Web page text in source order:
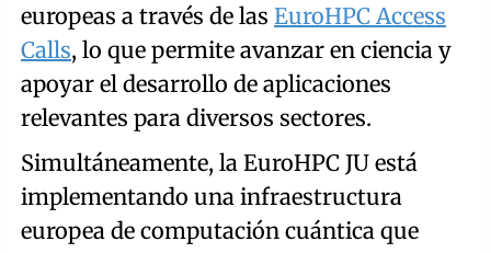
europeas a través de las EuroHPC Access
Calls, lo que permite avanzar en ciencia y
apoyar el desarrollo de aplicaciones
relevantes para diversos sectores.
Simultáneamente, la EuroHPC JU está
implementando una infraestructura
europea de computación cuántica que